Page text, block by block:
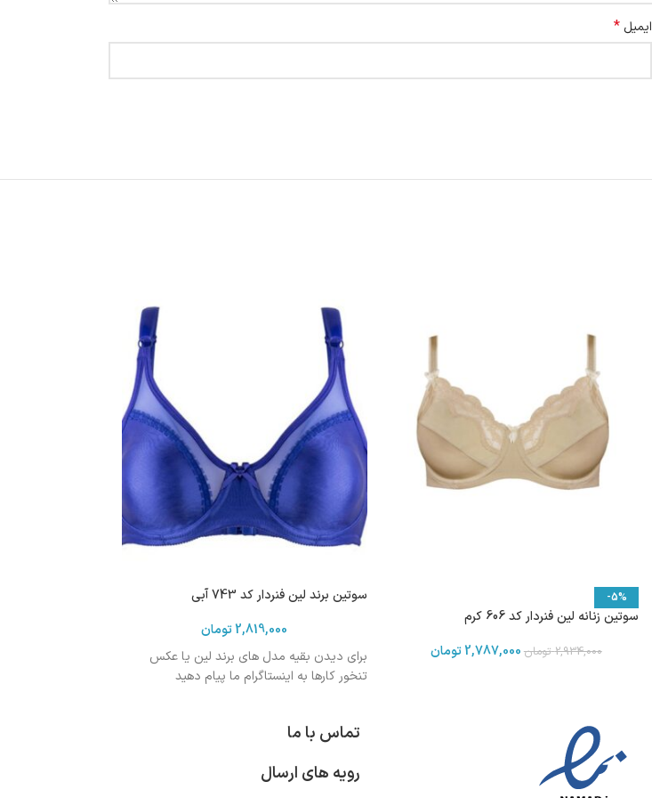
ایمیل *
-5%
سوتین زنانه لین فنردار کد 606 کرم
2,934,000 تومان 2,787,000 تومان
سوتین برند لین فنردار کد 743 آبی
2,819,000تومان
برای دیدن بقیه مدل های برند لین یا عکس
تنخور کارها به اینستاگرام ما پیام دهید
تماس با ما
رویه های ارسال